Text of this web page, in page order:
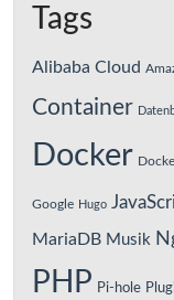
Tags
Alibaba Cloud
Container
Docker
Google Hugo
MariaDB Musik
PHP Pi-hole